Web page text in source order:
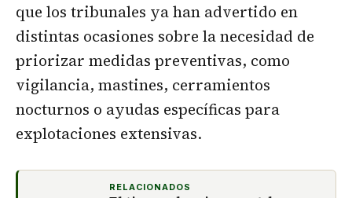
que los tribunales ya han advertido en
distintas ocasiones sobre la necesidad de
priorizar medidas preventivas, como
vigilancia, mastines, cerramientos
nocturnos o ayudas específicas para
explotaciones extensivas.
RELACIONADOS